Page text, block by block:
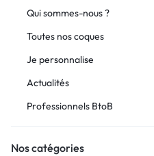
Qui sommes-nous ?
Toutes nos coques
Je personnalise
Actualités
Professionnels BtoB
Nos catégories